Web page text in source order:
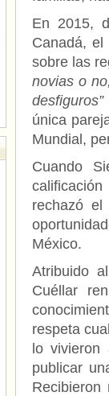
En 2015,
Canadá,
sobre las
novias o
desfiguros”
única
Mundial,
Cuando
rechazó el
México.
Atribuido
Cuéllar
respeta
lo
publicar
Recibieron